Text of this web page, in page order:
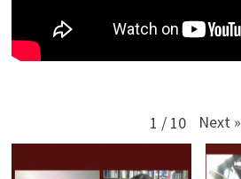
1 / 10 Next »